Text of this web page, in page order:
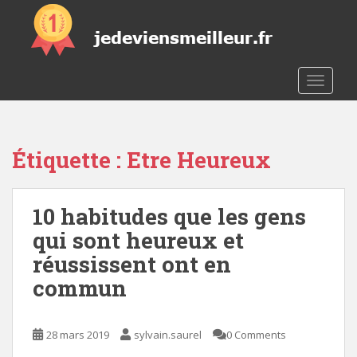
o
Étiquette : Etre Heureux
10 habitudes que les gens
qui sont heureux et
réussissent ont en
commun
28 mars 2019 sylvain.saurel 0 Comments